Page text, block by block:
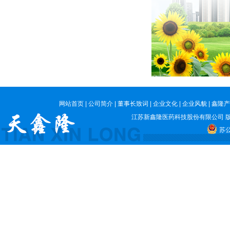
网站首页 公司简介 董事长致词 企业文化 企业风貌
鑫隆
江苏新鑫隆医药科技股份有限公司
苏